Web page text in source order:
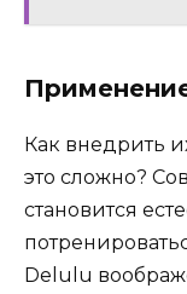
Как внедрить
это сложно?
становится
Delulu